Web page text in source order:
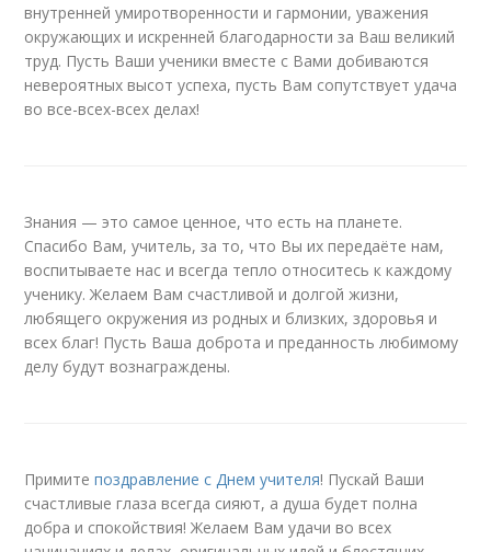
внутренней умиротворенности и гармонии, уважения
окружающих и искренней благодарности за Ваш великий
труд. Пусть Ваши ученики вместе с Вами добиваются
невероятных высот успеха, пусть Вам сопутствует удача
во все-всех-всех делах!
Знания — это самое ценное, что есть на планете.
Спасибо Вам, учитель, за то, что Вы их передаёте нам,
воспитываете нас и всегда тепло относитесь к каждому
ученику. Желаем Вам счастливой и долгой жизни,
любящего окружения из родных и близких, здоровья и
всех благ! Пусть Ваша доброта и преданность любимому
делу будут вознаграждены.
Примитепоздравление с Днем учителя! Пускай Ваши
счастливые глаза всегда сияют, а душа будет полна
добра и спокойствия! Желаем Вам удачи во всех